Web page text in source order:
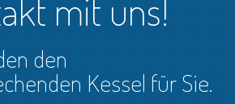
mit uns!
den
Kessel für Sie.